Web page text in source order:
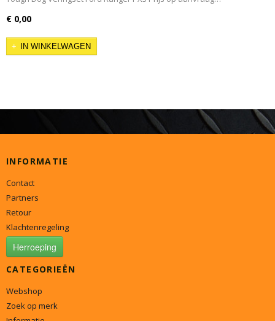
€ 0,00
IN WINKELWAGEN
INFORMATIE
Contact
Partners
Retour
Klachtenregeling
Herroeping
CATEGORIEËN
Webshop
Zoek op merk